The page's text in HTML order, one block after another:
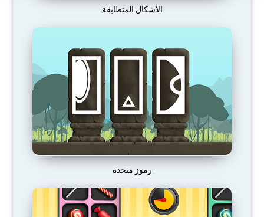
الأشكال المتطابقة
رموز متحدة